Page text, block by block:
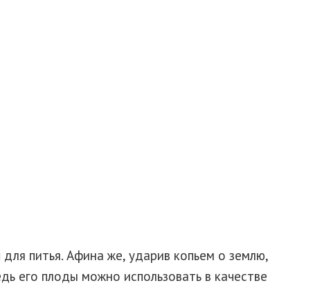
питья. Афина же, ударив копьем о землю,
его плоды можно использовать в качестве